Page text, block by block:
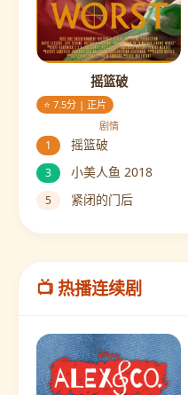
摇篮破
⭐ 7.5分 | 正片
剧情
1 摇篮破
3 小美人鱼 2018
5 紧闭的门后
📺 热播连续剧